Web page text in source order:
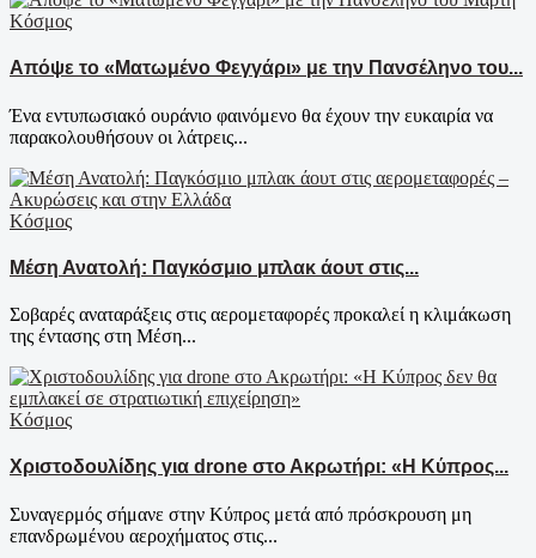
Κόσμος
Απόψε το «Ματωμένο Φεγγάρι» με την Πανσέληνο του...
Ένα εντυπωσιακό ουράνιο φαινόμενο θα έχουν την ευκαιρία να
παρακολουθήσουν οι λάτρεις...
Κόσμος
Μέση Ανατολή: Παγκόσμιο μπλακ άουτ στις...
Σοβαρές αναταράξεις στις αερομεταφορές προκαλεί η κλιμάκωση
της έντασης στη Μέση...
Κόσμος
Χριστοδουλίδης για drone στο Ακρωτήρι: «Η Κύπρος...
Συναγερμός σήμανε στην Κύπρος μετά από πρόσκρουση μη
επανδρωμένου αεροχήματος στις...